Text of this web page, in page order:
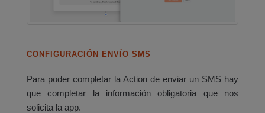
CONFIGURACIÓN ENVÍO SMS
Para poder completar la Action de enviar un SMS hay
que completar la información obligatoria que nos
solicita la app.